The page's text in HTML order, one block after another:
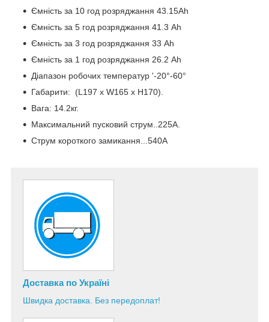
Ємність за 10 год розряджання 43.15Ah
Ємність за 5 год розряджання 41.3 Аh
Ємність за 3 год розряджання 33 Аh
Ємність за 1 год розряджання 26.2 Аh
Діапазон робочих температур '-20°-60°
Габарити: (L197 х W165 x H170).
Вага: 14.2кг.
Максимальний пусковий струм..225А.
Струм короткого замикання...540А
Доставка по Україні
Швидка доставка. Без передоплат!